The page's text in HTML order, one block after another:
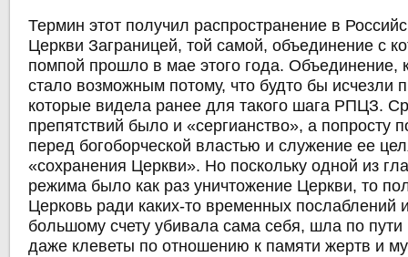
Термин этот получил распространение в
Церкви Заграницей, той самой, объединение с
помпой прошло в мае этого года. Объединение,
стало возможным потому, что будто бы исчезли
которые видела ранее для такого шага РПЦЗ.
препятствий было и «сергианство», а попросту
перед богоборческой властью и служение ее
«сохранения Церкви». Но поскольку одной из
режима было как раз уничтожение Церкви, то
Церковь ради каких-то временных послаблений
большому счету убивала сама себя, шла по пути
даже клеветы по отношению к памяти жертв и